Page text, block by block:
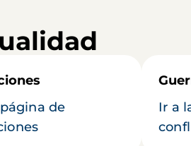
de
Ir a